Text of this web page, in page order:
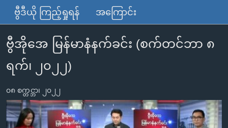
သည့်
Link
များ
ပင်မ
သို့
ကျော်
ကြည့်
မြန်မာ
ကမ္ဘာ့သတင်းများ
နိုင်ငံတကာ
အမေရိကန်
အစ္စရေး-ပါလက်စတိုင်း
ဗွီဒီယို
သတင်းလွတ်လပ်ခွင့်
ရပ်ဝန်းတခု လမ်းတခု အလွန်
အင်္ဂလိပ်စာလေ့လာမယ်
အမေရိကန်သုံးအီဒီယံ
အပတ်စဉ်ကဏ္ဍများ
ဗွီဒီယို ကြည့်ရှုရန် အကြောင်း
ဗွီအိုအေ မြန်မာနံနက်ခင်း (စက်တင်ဘာ ၈
ရက်၊ ၂၀၂၂)
၀၈ စက္တင္ဘာ၊ ၂၀၂၂